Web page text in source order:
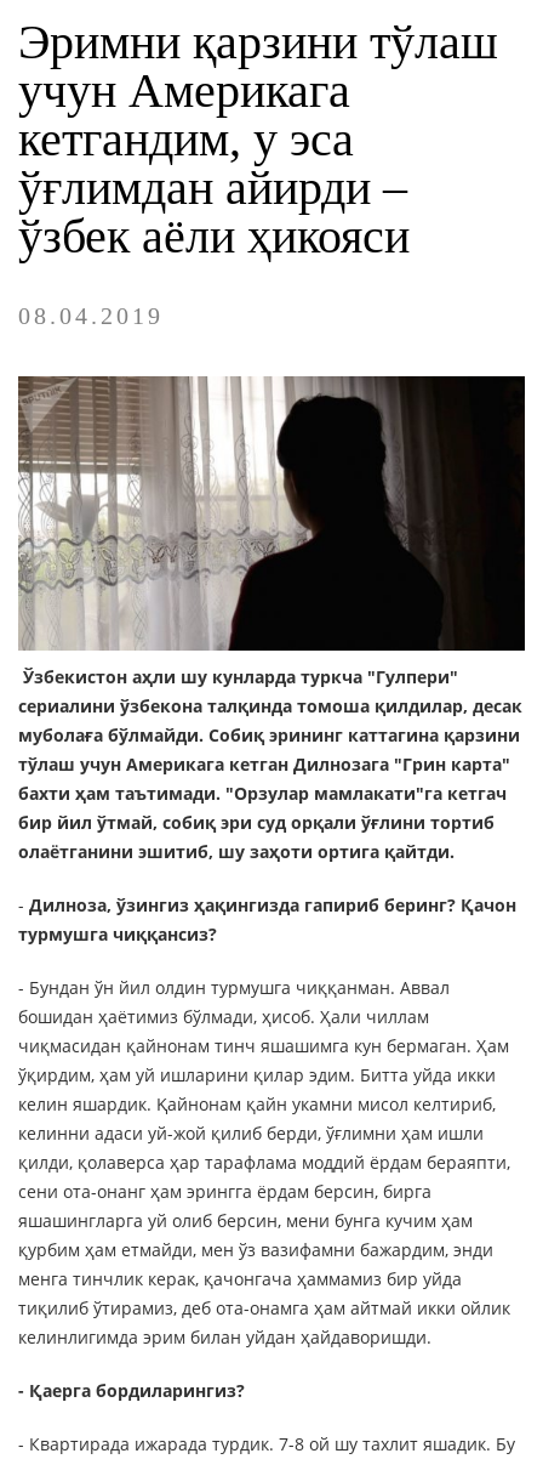
MULTIMEDIA
NASHRLAR
ОNLAYN XIZMATLAR
Эримни қарзини тўлаш
учун Америкага
кетгандим, у эса
ўғлимдан айирди –
ўзбек аёли ҳикояси
08.04.2019
Ўзбекистон аҳли шу кунларда туркча "Гулпери"
сериалини ўзбекона талқинда томоша қилдилар, десак
муболаға бўлмайди. Собиқ эрининг каттагина қарзини
тўлаш учун Америкага кетган Дилнозага "Грин карта"
бахти ҳам таътимади. "Орзулар мамлакати"га кетгач
бир йил ўтмай, собиқ эри суд орқали ўғлини тортиб
олаётганини эшитиб, шу заҳоти ортига қайтди.
- Дилноза, ўзингиз ҳақингизда гапириб беринг? Қачон
турмушга чиққансиз?
- Бундан ўн йил олдин турмушга чиққанман. Аввал
бошидан ҳаётимиз бўлмади, ҳисоб. Ҳали чиллам
чиқмасидан қайнонам тинч яшашимга кун бермаган. Ҳам
ўқирдим, ҳам уй ишларини қилар эдим. Битта уйда икки
келин яшардик. Қайнонам қайн укамни мисол келтириб,
келинни адаси уй-жой қилиб берди, ўғлимни ҳам ишли
қилди, қолаверса ҳар тарафлама моддий ёрдам бераяпти,
сени ота-онанг ҳам эрингга ёрдам берсин, бирга
яшашингларга уй олиб берсин, мени бунга кучим ҳам
қурбим ҳам етмайди, мен ўз вазифамни бажардим, энди
менга тинчлик керак, қачонгача ҳаммамиз бир уйда
тиқилиб ўтирамиз, деб ота-онамга ҳам айтмай икки ойлик
келинлигимда эрим билан уйдан ҳайдаворишди.
- Қаерга бордиларингиз?
- Квартирада ижарада турдик. 7-8 ой шу тахлит яшадик. Бу